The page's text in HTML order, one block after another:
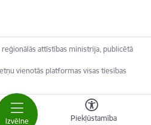
Izvēlne Piekļūstamība
attīstības ministrija, publicētā
vienotās platformas visas tiesības